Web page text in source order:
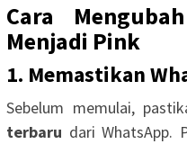
Cara
Menjadi Pink
1. Memastikan
Sebelum memulai,
terbaru dari WhatsApp.